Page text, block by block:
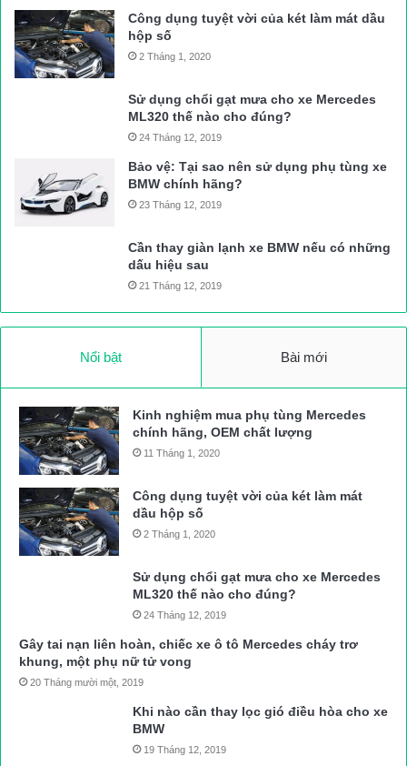
Công dụng tuyệt vời của két làm mát dầu
hộp số
2 Tháng 1, 2020
Sử dụng chổi gạt mưa cho xe Mercedes
ML320 thế nào cho đúng?
24 Tháng 12, 2019
Bảo vệ: Tại sao nên sử dụng phụ tùng xe
BMW chính hãng?
23 Tháng 12, 2019
Cần thay giàn lạnh xe BMW nếu có những
dấu hiệu sau
21 Tháng 12, 2019
Nổi bật Bài mới
Kinh nghiệm mua phụ tùng Mercedes
chính hãng, OEM chất lượng
11 Tháng 1, 2020
Công dụng tuyệt vời của két làm mát
dầu hộp số
2 Tháng 1, 2020
Sử dụng chổi gạt mưa cho xe Mercedes
ML320 thế nào cho đúng?
24 Tháng 12, 2019
Gây tai nạn liên hoàn, chiếc xe ô tô Mercedes cháy trơ
khung, một phụ nữ tử vong
20 Tháng mười một, 2019
Khi nào cần thay lọc gió điều hòa cho xe
BMW
19 Tháng 12, 2019